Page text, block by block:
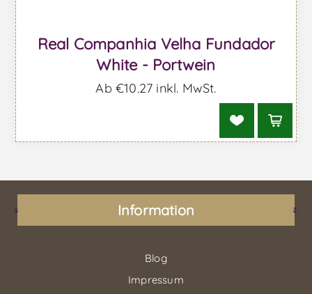
Real Companhia Velha Fundador
White - Portwein
Ab €10,27 inkl. MwSt.
Information
Blog
Impressum